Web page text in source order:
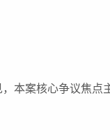
本案核心争议焦点